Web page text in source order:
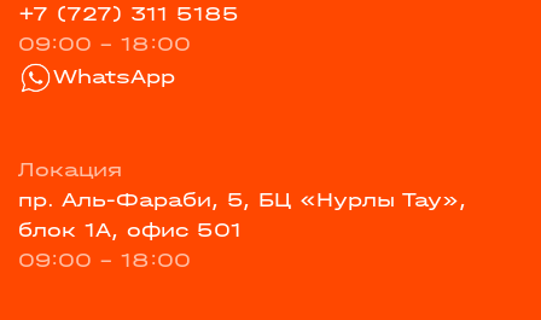
+7 (727) 311 5185
09:00 - 18:00
WhatsApp
Локация
пр. Аль-Фараби, 5, БЦ «Нурлы Тау»,
блок 1А, офис 501
09:00 - 18:00